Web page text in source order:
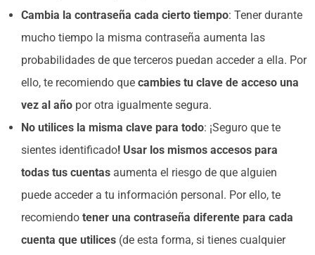
Cambia la contraseña cada cierto tiempo: Tener durante
mucho tiempo la misma contraseña aumenta las
probabilidades de que terceros puedan acceder a ella. Por
ello, te recomiendo que cambies tu clave de acceso una
vez al año por otra igualmente segura.
No utilices la misma clave para todo: ¡Seguro que te
sientes identificado! Usar los mismos accesos para
todas tus cuentas aumenta el riesgo de que alguien
puede acceder a tu información personal. Por ello, te
recomiendo tener una contraseña diferente para cada
cuenta que utilices (de esta forma, si tienes cualquier